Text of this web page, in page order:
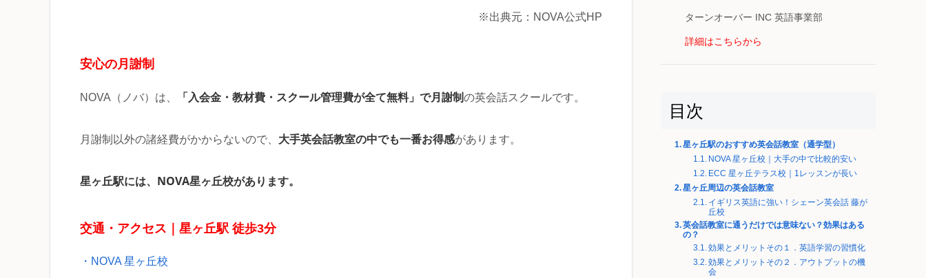
※出典元：NOVA公式HP
安心の月謝制
NOVA（ノバ）は、 「入会金・教材費・スクール管理費が全て無料」で月謝制の英会話スクールです。
月謝制以外の諸経費がかからないので、 大手英会話教室の中でも一番お得感があります。
星ヶ丘駅には、NOVA星ヶ丘校があります。
交通・アクセス｜星ヶ丘駅 徒歩3分
・NOVA 星ヶ丘校
ターンオーバー INC 英語事業部
詳細はこちらから
目次
星ヶ丘駅のおすすめ英会話教室（通学型）
NOVA 星ヶ丘校｜大手の中で比較的安い
ECC 星ヶ丘テラス校｜1レッスンが長い
星ヶ丘周辺の英会話教室
イギリス英語に強い！シェーン英会話 藤が
丘校
英会話教室に通うだけでは意味ない？効果はある
の？
効果とメリットその１．英語学習の習慣化
効果とメリットその２．アウトプットの機
会